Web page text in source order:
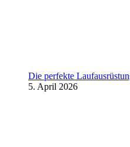
Die perfekte
5. April 2026